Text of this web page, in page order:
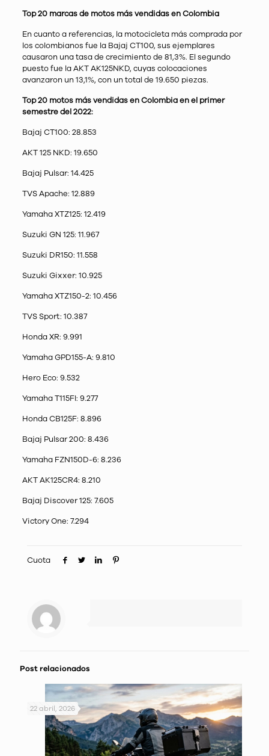
Top 20 marcas de motos más vendidas en Colombia
En cuanto a referencias, la motocicleta más comprada por
los colombianos fue la Bajaj CT100, sus ejemplares
causaron una tasa de crecimiento de 81,3%. El segundo
puesto fue la AKT AK125NKD, cuyas colocaciones
avanzaron un 13,1%, con un total de 19.650 piezas.
Top 20 motos más vendidas en Colombia en el primer
semestre del 2022:
Bajaj CT100: 28.853
AKT 125 NKD: 19.650
Bajaj Pulsar: 14.425
TVS Apache: 12.889
Yamaha XTZ125: 12.419
Suzuki GN 125: 11.967
Suzuki DR150: 11.558
Suzuki Gixxer: 10.925
Yamaha XTZ150-2: 10.456
TVS Sport: 10.387
Honda XR: 9.991
Yamaha GPD155-A: 9.810
Hero Eco: 9.532
Yamaha T115FI: 9.277
Honda CB125F: 8.896
Bajaj Pulsar 200: 8.436
Yamaha FZN150D-6: 8.236
AKT AK125CR4: 8.210
Bajaj Discover 125: 7.605
Victory One: 7.294
Cuota
Post relacionados
22 abril, 2026